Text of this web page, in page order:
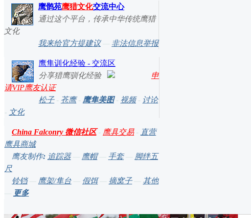
鹰鹘苑鹰猎文化交流中心
通过这个平台，传承中华传统鹰猎
文化
我来给官方提建议— 非法信息举报
鹰隼训化经验 - 交流区
分享猎鹰驯化经验
申
请VIP鹰友认证
松子- 苍鹰- 鹰隼美图- 视频- 讨论
- 文化
China Falconry 微信社区- 鹰具交易- 直营
鹰具商城
鹰友制作: 追踪器— 鹰帽— 手套— 脚绊五
尺
铃铛— 鹰架/隼台 — 假饵— 摘窝子— 其他
— 更多